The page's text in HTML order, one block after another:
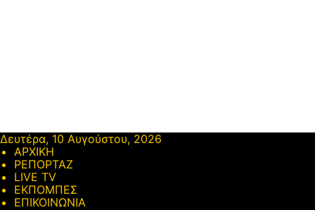
Δευτέρα, 10 Αυγούστου, 2026
ΑΡΧΙΚΗ
ΡΕΠΟΡΤΑΖ
LIVE TV
ΕΚΠΟΜΠΕΣ
ΕΠΙΚΟΙΝΩΝΙΑ